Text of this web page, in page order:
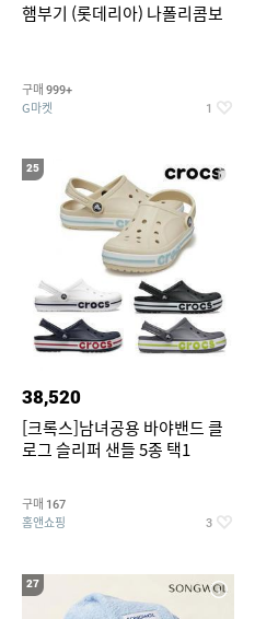
햄부기 (롯데리아) 나폴리콤보
구매 999+
G마켓 1
25
38,520
[크록스]남녀공용 바야밴드 클
로그 슬리퍼 샌들 5종 택1
구매 167
홈앤쇼핑 3
27